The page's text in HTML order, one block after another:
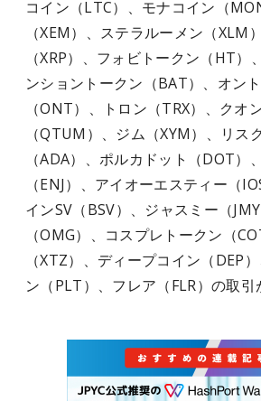
コイン（LTC）、モナコイン（
（XEM）、ステラルーメン（XLM
（XRP）、フォビトークン（HT）
ンショントークン（BAT）、オン
（ONT）、トロン（TRX）、クオ
（QTUM）、ジム（XYM）、リス
（ADA）、ポルカドット（DOT）
（ENJ）、アイオーエスティー（
インSV（BSV）、ジャスミー（
（OMG）、コスプレトークン（
（XTZ）、ディープコイン（DEP
ン（PLT）、フレア（FLR）の取引